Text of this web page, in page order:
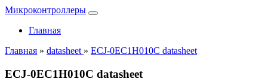
Микроконтроллеры
Главная
Главная » datasheet » ECJ-0EC1H010C datasheet
ECJ-0EC1H010C datasheet